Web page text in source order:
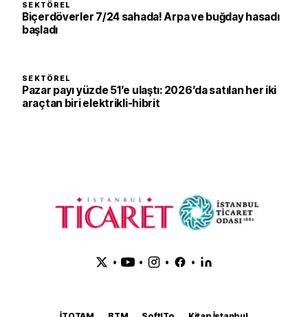
SEKTÖREL
Biçerdöverler 7/24 sahada! Arpa ve buğday hasadı
başladı
SEKTÖREL
Pazar payı yüzde 51’e ulaştı: 2026’da satılan her iki
araçtan biri elektrikli-hibrit
• • • •